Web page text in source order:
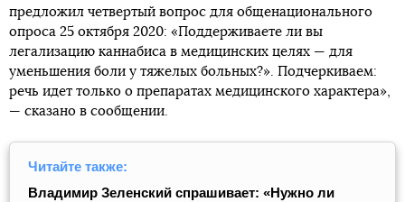
предложил четвертый вопрос для общенационального
опроса 25 октября 2020: «Поддерживаете ли вы
легализацию каннабиса в медицинских целях — для
уменьшения боли у тяжелых больных?». Подчеркиваем:
речь идет только о препаратах медицинского характера»,
— сказано в сообщении.
Читайте также:
Владимир Зеленский спрашивает: «Нужно ли